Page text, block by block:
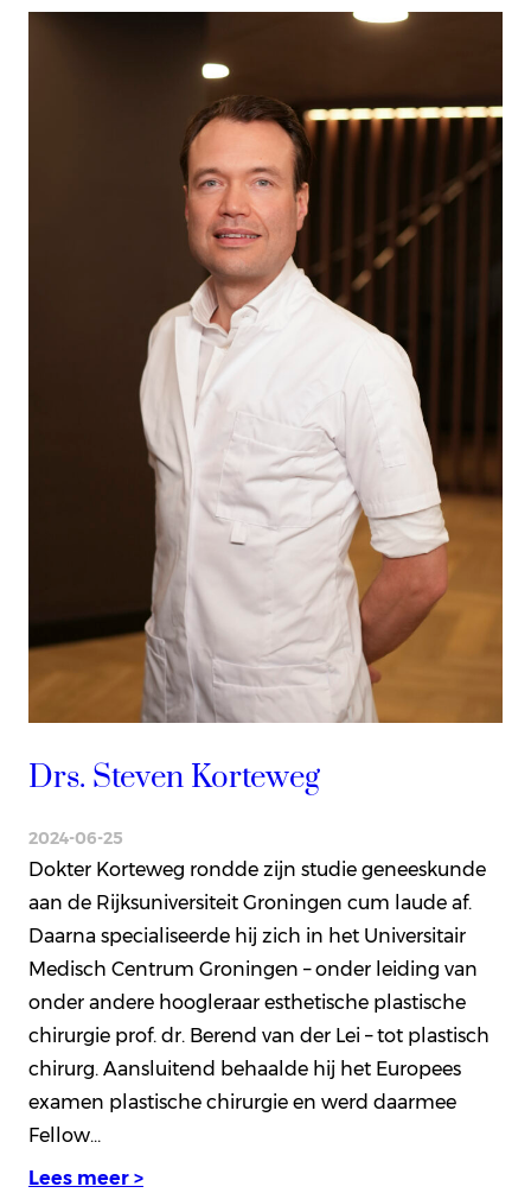
Drs. Steven Korteweg
2024-06-25
Dokter Korteweg rondde zijn studie geneeskunde
aan de Rijksuniversiteit Groningen cum laude af.
Daarna specialiseerde hij zich in het Universitair
Medisch Centrum Groningen – onder leiding van
onder andere hoogleraar esthetische plastische
chirurgie prof. dr. Berend van der Lei – tot plastisch
chirurg. Aansluitend behaalde hij het Europees
examen plastische chirurgie en werd daarmee
Fellow…
Lees meer >